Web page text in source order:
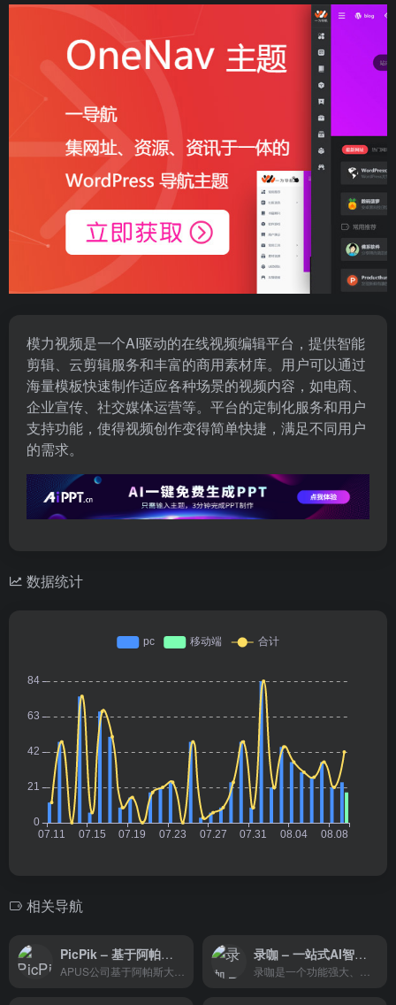
模力视频是一个AI驱动的在线视频编辑平台，提供智能
剪辑、云剪辑服务和丰富的商用素材库。用户可以通过
海量模板快速制作适应各种场景的视频内容，如电商、
企业宣传、社交媒体运营等。平台的定制化服务和用户
支持功能，使得视频创作变得简单快捷，满足不同用户
的需求。
数据统计
相关导航
PicPik – 基于阿帕斯大模型的AI图像工具 录咖 – 一站式AI智能音视频处理平台